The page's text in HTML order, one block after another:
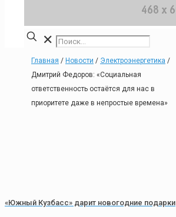
✕
Главная / Новости / Электроэнергетика /
Дмитрий Федоров: «Социальная
ответственность остаётся для нас в
приоритете даже в непростые времена»
«Южный Кузбасс» дарит новогодние подарки